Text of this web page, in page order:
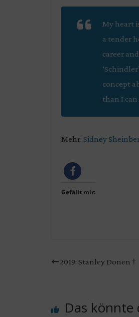
My heart
a tender
career
concept
than I can
Mehr: Sidney
Gefällt mir:
2019: Stanley Donen †
Das könnte